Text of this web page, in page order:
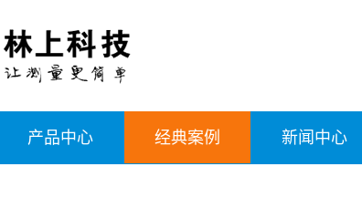
产品中心 经典案例 新闻中心